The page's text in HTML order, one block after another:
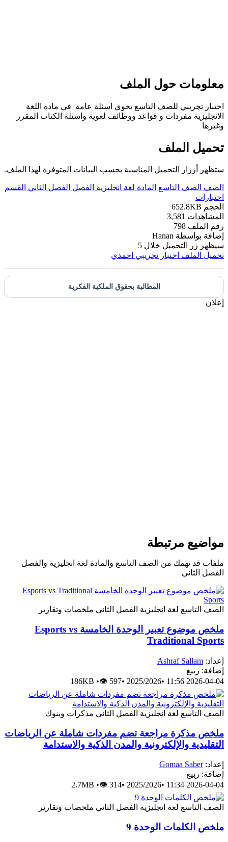
حول الملف
تجريبي للصف التاسع يحوي اسئلة عامة في مادة اللغة
مفردات و قواعد ووظائف لغوية واسئلة الكتاب المقرر
الملف
أزرار التحميل المناسبة بحسب البيانات المتوفرة لهذا الملف.
الصف التاسع المادة لغة انجليزية الفصل الفصل الثاني القسم
652.8KB
3,581
الملف 798
بواسطة Hanan
زر التحميل خلال 5
الملف اختبار تجريبي احمدي
المطالبة بحقوق الملكية الفكرية
مرتبطة
قد تهمك من الصف التاسع والمادة لغة انجليزية والفصل
الثاني
التاسع لغة انجليزية الفصل الثاني ملخصات وتقارير
ملخص موضوع تعبير الوحدة الخامسة Esports vs
Traditional
Ashraf Sallam
ربيع
2026-04-04
•
2025/2026
•
186KB •👁 597
التاسع لغة انجليزية الفصل الثاني مذكرات وبنوك
مذكرة مراجعة تضم مفردات شاملة عن الرياضات
والإلكترونية والمدن الذكية والاستدامة
Gomaa Saber
ربيع
2026-04-04
•
2025/2026
•
2.7MB •👁 314
التاسع لغة انجليزية الفصل الثاني ملخصات وتقارير
الكلمات الوحدة 9